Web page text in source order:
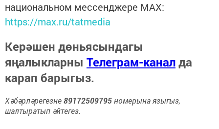
национальном мессенджере MАХ:
https://max.ru/tatmedia
Керәшен дөньясындагы
яңалыкларны Телеграм-каналда
карап барыгыз.
Хәбәрләрегезне89172509795номерына языгыз,
шалтыратып әйтегез.